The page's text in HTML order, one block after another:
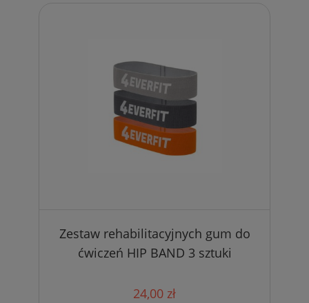
Zestaw rehabilitacyjnych gum do
ćwiczeń HIP BAND 3 sztuki
24,00 zł